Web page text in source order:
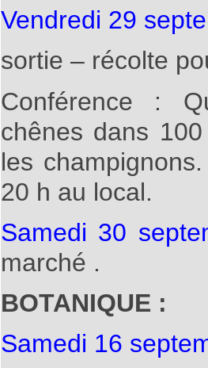
Vendredi 29
sortie – récolte
Conférence :
chênes dans
les
20 h au local.
Samedi 30
marché .
BOTANIQUE :
Samedi 16